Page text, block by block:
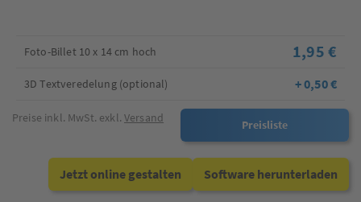
Foto-Billet 10 x 14 cm hoch 1,95 €
3D Textveredelung (optional) + 0,50 €
Preisliste
Preise inkl. MwSt. exkl.Versand
Jetzt online gestalten Software herunterladen